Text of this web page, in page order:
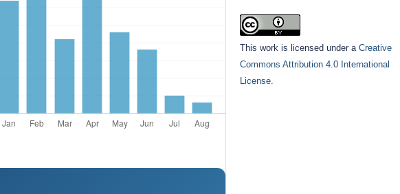
This work is licensed under aCreative
Commons Attribution 4.0 International
License.